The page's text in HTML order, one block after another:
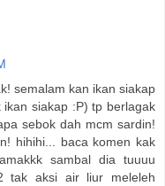
semalam kan ikan siakap
siakap :P) tp berlagak
sebok dah mcm sardin!
hihihi... baca komen kak
sambal dia tuuuu
tak aksi air liur meleleh